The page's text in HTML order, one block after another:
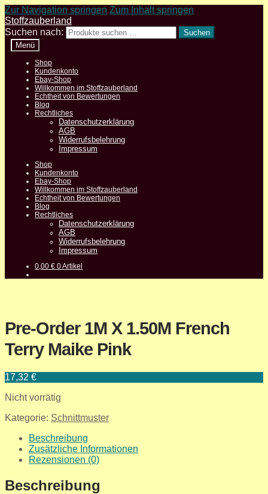
Zur Navigation springen Zum Inhalt springen
Stoffzauberland
Suchen nach:
Suchen
Menü
Shop
Kundenkonto
Ebay-Shop
Willkommen im Stoffzauberland
Echtheit von Bewertungen
Blog
Rechtliches
Datenschutzerklärung
AGB
Widerrufsbelehrung
Impressum
Shop
Kundenkonto
Ebay-Shop
Willkommen im Stoffzauberland
Echtheit von Bewertungen
Blog
Rechtliches
Datenschutzerklärung
AGB
Widerrufsbelehrung
Impressum
0,00€ 0 Artikel
Pre-Order 1M X 1.50M French
Terry Maike Pink
17,32 €
Nicht vorrätig
Kategorie: Schnittmuster
Beschreibung
Zusätzliche Informationen
Rezensionen (0)
Beschreibung